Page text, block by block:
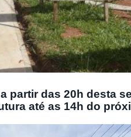
partir das 20h desta
até as 14h do